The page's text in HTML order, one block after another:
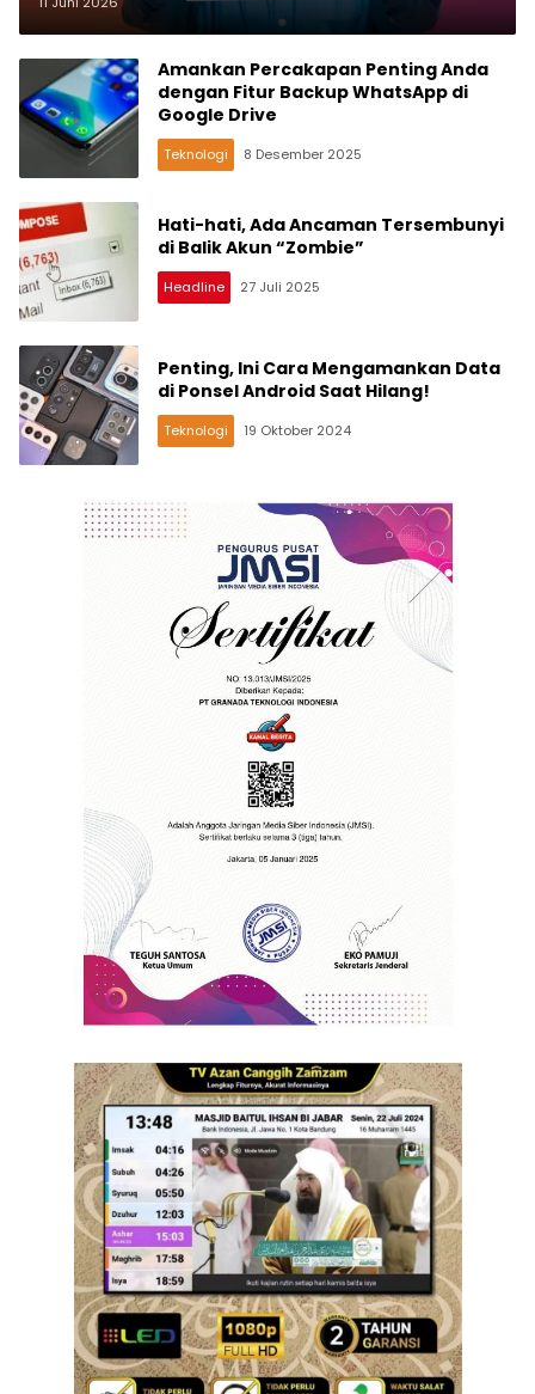
Amankan Percakapan Penting Anda
dengan Fitur Backup WhatsApp di
Google Drive
Teknologi 8 Desember 2025
Hati-hati, Ada Ancaman Tersembunyi
di Balik Akun “Zombie”
Headline 27 Juli 2025
Penting, Ini Cara Mengamankan Data
di Ponsel Android Saat Hilang!
Teknologi 19 Oktober 2024